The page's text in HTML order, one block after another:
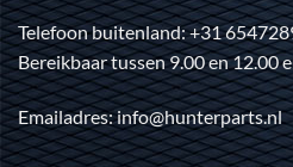
Telefoon buitenland: +31
Bereikbaar tussen 9.00 en 12.00
Emailadres: info@hunterparts.nl